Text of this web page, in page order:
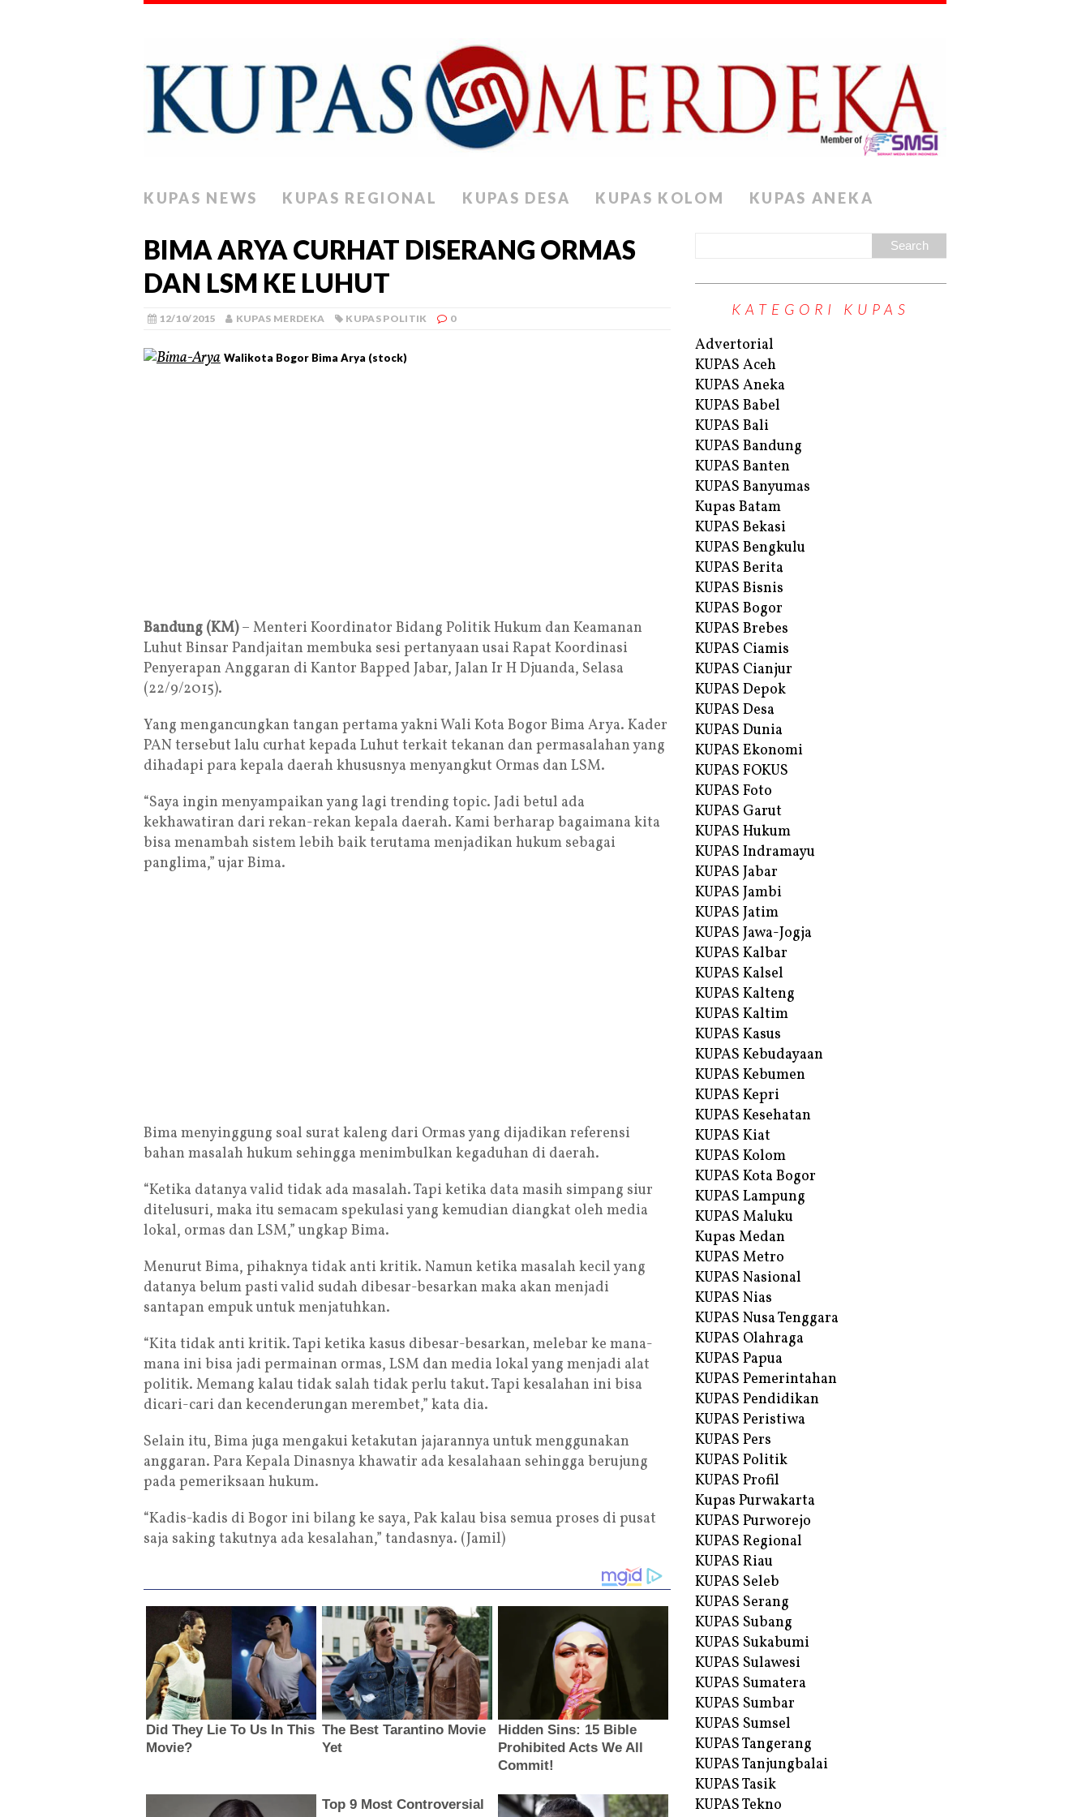
KUPAS NEWS KUPAS REGIONAL KUPAS DESA KUPAS KOLOM KUPAS ANEKA
BIMA ARYA CURHAT DISERANG ORMAS
DAN LSM KE LUHUT
12/10/2015 KUPAS MERDEKA KUPAS POLITIK 0
Walikota Bogor Bima Arya (stock)
Bandung (KM)– Menteri Koordinator Bidang Politik Hukum dan Keamanan
Luhut Binsar Pandjaitan membuka sesi pertanyaan usai Rapat Koordinasi
Penyerapan Anggaran di Kantor Bapped Jabar, Jalan Ir H Djuanda, Selasa
(22/9/2015).
Yang mengancungkan tangan pertama yakni Wali Kota Bogor Bima Arya. Kader
PAN tersebut lalu curhat kepada Luhut terkait tekanan dan permasalahan yang
dihadapi para kepala daerah khususnya menyangkut Ormas dan LSM.
“Saya ingin menyampaikan yang lagi trending topic. Jadi betul ada
kekhawatiran dari rekan-rekan kepala daerah. Kami berharap bagaimana kita
bisa menambah sistem lebih baik terutama menjadikan hukum sebagai
panglima,” ujar Bima.
Bima menyinggung soal surat kaleng dari Ormas yang dijadikan referensi
bahan masalah hukum sehingga menimbulkan kegaduhan di daerah.
“Ketika datanya valid tidak ada masalah. Tapi ketika data masih simpang siur
ditelusuri, maka itu semacam spekulasi yang kemudian diangkat oleh media
lokal, ormas dan LSM,” ungkap Bima.
Menurut Bima, pihaknya tidak anti kritik. Namun ketika masalah kecil yang
datanya belum pasti valid sudah dibesar-besarkan maka akan menjadi
santapan empuk untuk menjatuhkan.
“Kita tidak anti kritik. Tapi ketika kasus dibesar-besarkan, melebar ke mana-
mana ini bisa jadi permainan ormas, LSM dan media lokal yang menjadi alat
politik. Memang kalau tidak salah tidak perlu takut. Tapi kesalahan ini bisa
dicari-cari dan kecenderungan merembet,” kata dia.
Selain itu, Bima juga mengakui ketakutan jajarannya untuk menggunakan
anggaran. Para Kepala Dinasnya khawatir ada kesalahaan sehingga berujung
pada pemeriksaan hukum.
“Kadis-kadis di Bogor ini bilang ke saya, Pak kalau bisa semua proses di pusat
saja saking takutnya ada kesalahan,” tandasnya. (Jamil)
KATEGORI KUPAS
Advertorial
KUPAS Aceh
KUPAS Aneka
KUPAS Babel
KUPAS Bali
KUPAS Bandung
KUPAS Banten
KUPAS Banyumas
Kupas Batam
KUPAS Bekasi
KUPAS Bengkulu
KUPAS Berita
KUPAS Bisnis
KUPAS Bogor
KUPAS Brebes
KUPAS Ciamis
KUPAS Cianjur
KUPAS Depok
KUPAS Desa
KUPAS Dunia
KUPAS Ekonomi
KUPAS FOKUS
KUPAS Foto
KUPAS Garut
KUPAS Hukum
KUPAS Indramayu
KUPAS Jabar
KUPAS Jambi
KUPAS Jatim
KUPAS Jawa-Jogja
KUPAS Kalbar
KUPAS Kalsel
KUPAS Kalteng
KUPAS Kaltim
KUPAS Kasus
KUPAS Kebudayaan
KUPAS Kebumen
KUPAS Kepri
KUPAS Kesehatan
KUPAS Kiat
KUPAS Kolom
KUPAS Kota Bogor
KUPAS Lampung
KUPAS Maluku
Kupas Medan
KUPAS Metro
KUPAS Nasional
KUPAS Nias
KUPAS Nusa Tenggara
KUPAS Olahraga
KUPAS Papua
KUPAS Pemerintahan
KUPAS Pendidikan
KUPAS Peristiwa
KUPAS Pers
KUPAS Politik
KUPAS Profil
Kupas Purwakarta
KUPAS Purworejo
KUPAS Regional
KUPAS Riau
KUPAS Seleb
KUPAS Serang
KUPAS Subang
KUPAS Sukabumi
KUPAS Sulawesi
KUPAS Sumatera
KUPAS Sumbar
KUPAS Sumsel
KUPAS Tangerang
KUPAS Tanjungbalai
KUPAS Tasik
KUPAS Tekno